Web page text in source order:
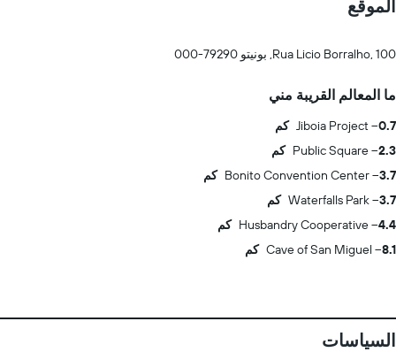
الموقع
Rua Licio Borralho, 100, بونيتو 79290-000
ما المعالم القريبة مني
Jiboia Project
0.7 كم
Public Square
2.3 كم
Bonito Convention Center
3.7 كم
Waterfalls Park
3.7 كم
Husbandry Cooperative
4.4 كم
Cave of San Miguel
8.1 كم
السياسات